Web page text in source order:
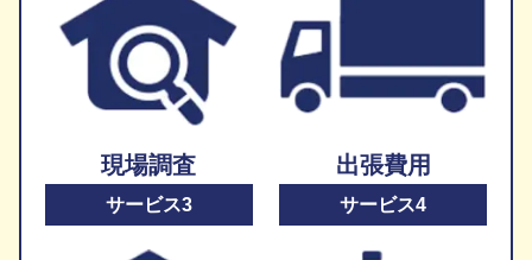
現場調査 出張費用
サービス3 サービス4